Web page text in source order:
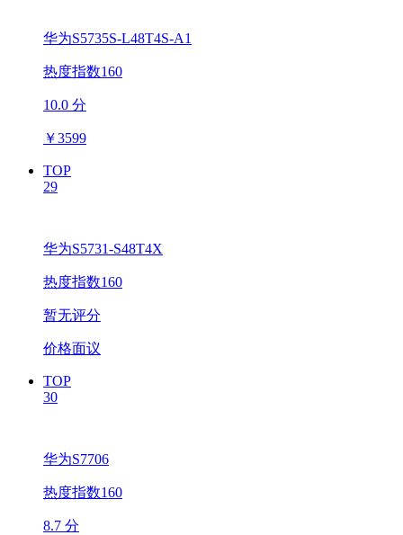
华为S5735S-L48T4S-A1
热度指数160
10.0 分
￥3599
TOP
29
华为S5731-S48T4X
热度指数160
暂无评分
价格面议
TOP
30
华为S7706
热度指数160
8.7 分